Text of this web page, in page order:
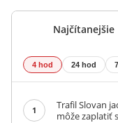
Najčítanejšie
4 hod 24 hod
1
Trafil Slovan
môže zaplatiť